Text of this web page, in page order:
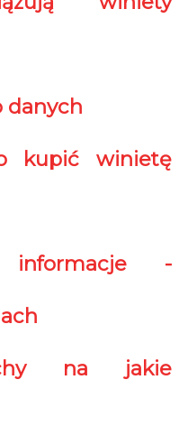
danych
kupić winietę
informacje -
na jakie